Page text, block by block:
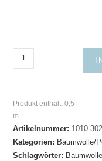
Baumwolljersey
Basic
Produkt enthält: 0,5
m
Artikelnummer: 1010-
Kategorien: Baumwolle/
Schlagwörter: